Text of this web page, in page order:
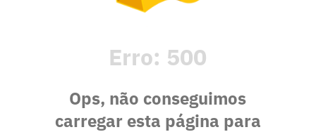
Erro: 500
Ops, não conseguimos
carregar esta página para